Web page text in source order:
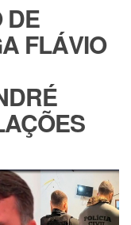
DE
FLÁVIO